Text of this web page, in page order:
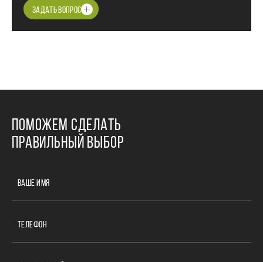
ЗАДАТЬ ВОПРОС
ПОМОЖЕМ СДЕЛАТЬ
ПРАВИЛЬНЫЙ ВЫБОР
ВАШЕ ИМЯ
ТЕЛЕФОН